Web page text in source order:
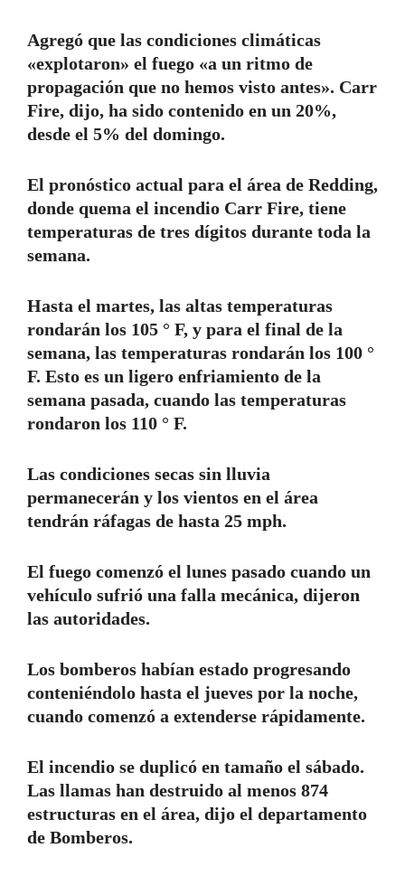
Agregó que las condiciones climáticas
«explotaron» el fuego «a un ritmo de
propagación que no hemos visto antes». Carr
Fire, dijo, ha sido contenido en un 20%,
desde el 5% del domingo.
El pronóstico actual para el área de Redding,
donde quema el incendio Carr Fire, tiene
temperaturas de tres dígitos durante toda la
semana.
Hasta el martes, las altas temperaturas
rondarán los 105 ° F, y para el final de la
semana, las temperaturas rondarán los 100 °
F. Esto es un ligero enfriamiento de la
semana pasada, cuando las temperaturas
rondaron los 110 ° F.
Las condiciones secas sin lluvia
permanecerán y los vientos en el área
tendrán ráfagas de hasta 25 mph.
El fuego comenzó el lunes pasado cuando un
vehículo sufrió una falla mecánica, dijeron
las autoridades.
Los bomberos habían estado progresando
conteniéndolo hasta el jueves por la noche,
cuando comenzó a extenderse rápidamente.
El incendio se duplicó en tamaño el sábado.
Las llamas han destruido al menos 874
estructuras en el área, dijo el departamento
de Bomberos.